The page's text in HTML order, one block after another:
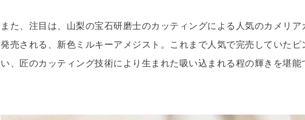
また、注目は、山梨の宝石研磨士のカッティングによる人気のカメリア
発売される、新色ミルキーアメジスト。これまで人気で完売していたピ
い、匠のカッティング技術により生まれた吸い込まれる程の輝きを堪能